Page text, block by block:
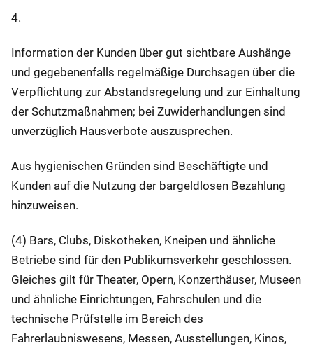
4.
Information der Kunden über gut sichtbare Aushänge
und gegebenenfalls regelmäßige Durchsagen über die
Verpflichtung zur Abstandsregelung und zur Einhaltung
der Schutzmaßnahmen; bei Zuwiderhandlungen sind
unverzüglich Hausverbote auszusprechen.
Aus hygienischen Gründen sind Beschäftigte und
Kunden auf die Nutzung der bargeldlosen Bezahlung
hinzuweisen.
(4) Bars, Clubs, Diskotheken, Kneipen und ähnliche
Betriebe sind für den Publikumsverkehr geschlossen.
Gleiches gilt für Theater, Opern, Konzerthäuser, Museen
und ähnliche Einrichtungen, Fahrschulen und die
technische Prüfstelle im Bereich des
Fahrerlaubniswesens, Messen, Ausstellungen, Kinos,